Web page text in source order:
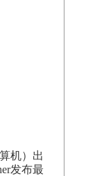
机）出
发布最